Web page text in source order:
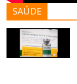
SAÚDE